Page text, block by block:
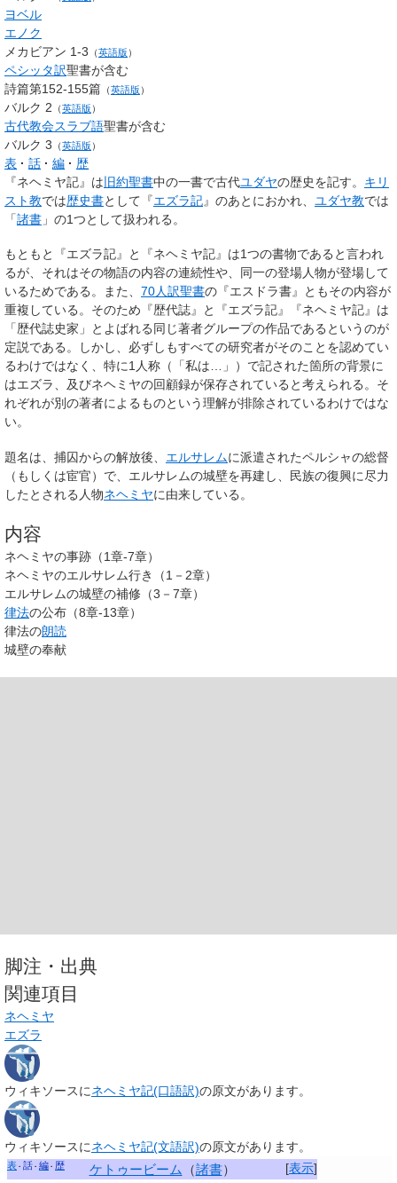
ヨベル
エノク
メカビアン 1-3 （英語版 ）
ペシッタ訳聖書が含む
詩篇第152-155篇 （英語版 ）
バルク 2 （英語版 ）
古代教会スラブ語聖書が含む
バルク 3 （英語版 ）
表 話 編
歴
『ネヘミヤ記』は旧約聖書中の一書で古代ユダヤの歴史を記す。 キリ
スト教では歴史書として『エズラ記』のあとにおかれ、 ユダヤ教では
「諸書 」の1つとして扱われる。
もともと『エズラ記』と『ネヘミヤ記』は1つの書物であると言われ
るが、それはその物語の内容の連続性や、同一の登場人物が登場して
いるためである。また、 70人訳聖書の『エスドラ書』ともその内容が
重複している。そのため『歴代誌』と『エズラ記』『ネヘミヤ記』は
「歴代誌史家」とよばれる同じ著者グループの作品であるというのが
定説である。しかし、必ずしもすべての研究者がそのことを認めてい
るわけではなく、特に1人称（「私は…」）で記された箇所の背景に
はエズラ、及びネヘミヤの回顧録が保存されていると考えられる。そ
れぞれが別の著者によるものという理解が排除されているわけではな
い。
題名は、捕囚からの解放後、 エルサレムに派遣されたペルシャの総督
（もしくは宦官）で、エルサレムの城壁を再建し、民族の復興に尽力
したとされる人物ネヘミヤに由来している。
内容
ネヘミヤの事跡（1章-7章）
ネヘミヤのエルサレム行き（1－2章）
エルサレムの城壁の補修（3－7章）
律法の公布（8章-13章）
律法の朗読
城壁の奉献
脚注・出典
関連項目
ネヘミヤ
エズラ
ウィキソースにネヘミヤ記(口語訳)の原文があります。
ウィキソースにネヘミヤ記(文語訳)の原文があります。
[表示]
表 話 編 歴 ケトゥービーム （諸書）